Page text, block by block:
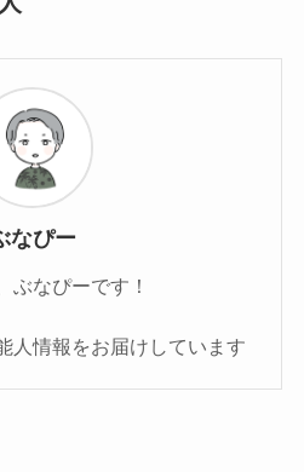
なぴー
ぶなぴーです！
人情報をお届けしています